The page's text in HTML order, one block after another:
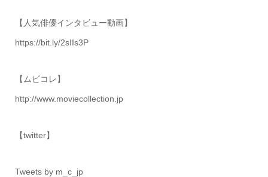
【人気俳優インタビュー動画】
https://bit.ly/2sIIs3P
【ムビコレ】
http://www.moviecollection.jp
【twitter】
Tweets by m_c_jp